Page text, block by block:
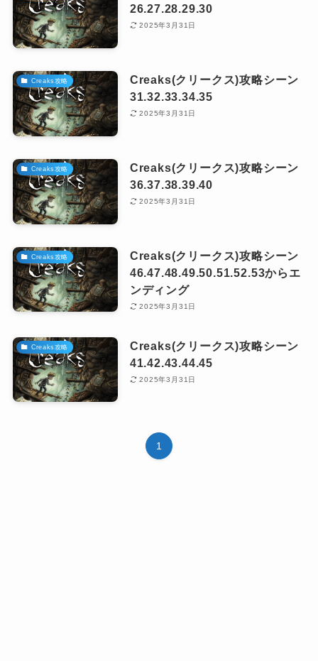
26.27.28.29.30
2025年3月31日
Creaks攻略
Creaks(クリークス)攻略シーン
31.32.33.34.35
2025年3月31日
Creaks攻略
Creaks(クリークス)攻略シーン
36.37.38.39.40
2025年3月31日
Creaks攻略
Creaks(クリークス)攻略シーン
46.47.48.49.50.51.52.53からエ
ンディング
2025年3月31日
Creaks攻略
Creaks(クリークス)攻略シーン
41.42.43.44.45
2025年3月31日
1